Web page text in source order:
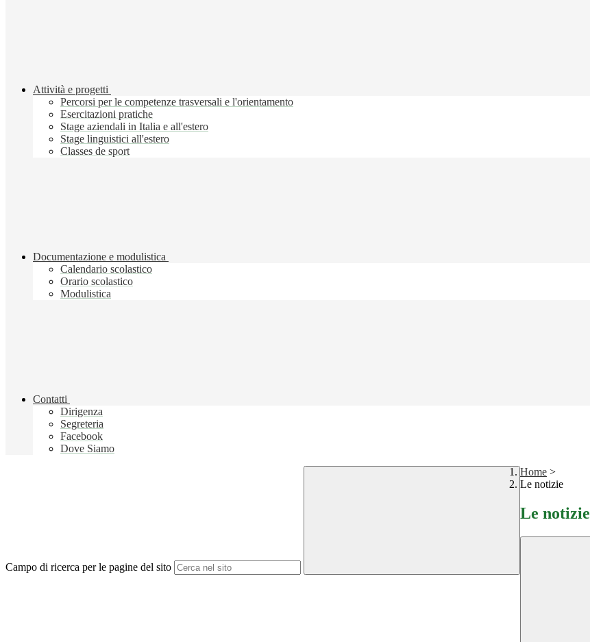
Attività e progetti
Percorsi per le competenze trasversali e l'orientamento
Esercitazioni pratiche
Stage aziendali in Italia e all'estero
Stage linguistici all'estero
Classes de sport
Documentazione e modulistica
Calendario scolastico
Orario scolastico
Modulistica
Contatti
Dirigenza
Segreteria
Facebook
Dove Siamo
Campo di ricerca per le pagine del sito
Home >
Le notizie
Le notizie